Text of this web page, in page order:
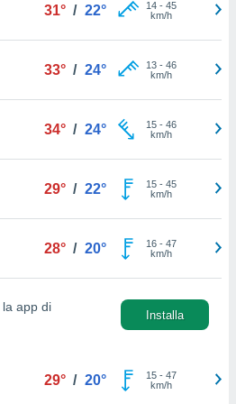
31° / 22° 14- 45
km/h
33° / 24° 13- 46
km/h
34° / 24° 15- 46
km/h
29° / 22° 15- 45
km/h
28° / 20° 16- 47
km/h
la app di
Installa
29° / 20° 15- 47
km/h